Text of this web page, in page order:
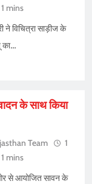
1 mins
ने विचित्रा साड़ीज के
का…
के साथ किया
Team
1
1 mins
से आयोजित सावन के